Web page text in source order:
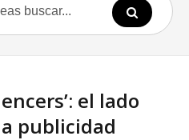
el lado
publicidad